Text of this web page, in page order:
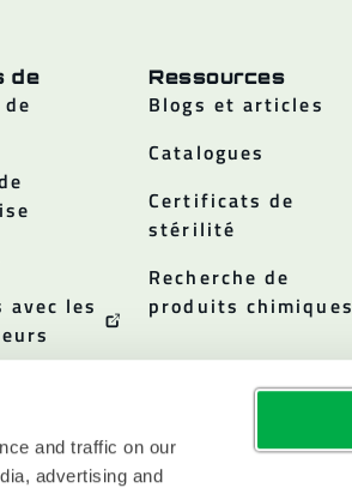
and traffic on our
advertising and
de
avec les
Ressources
Blogs et articles
Catalogues
Certificats de
stérilité
Recherche de
produits chimiques